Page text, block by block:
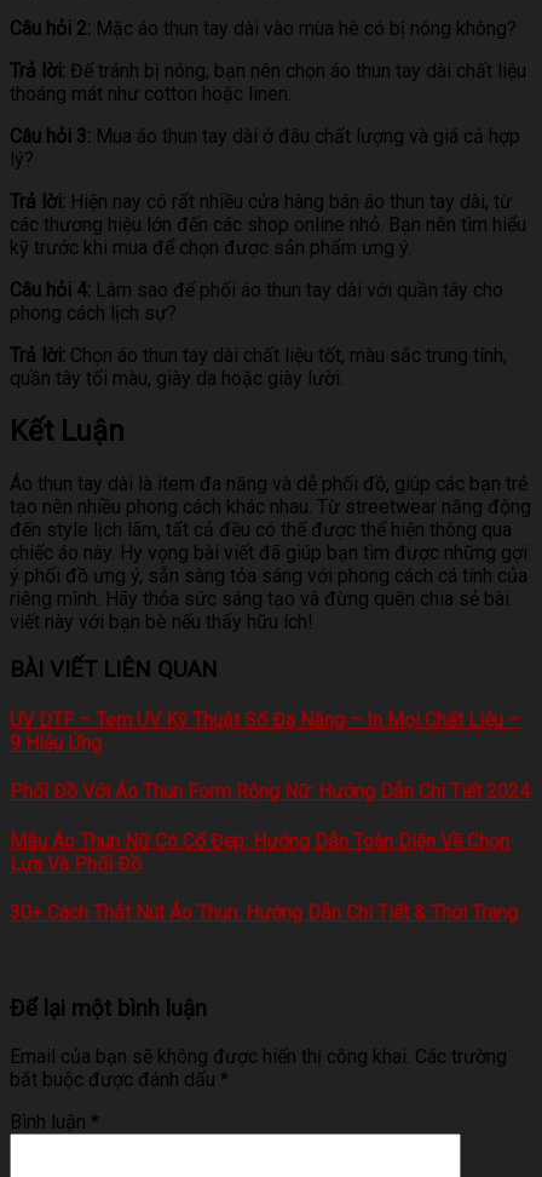
Câu hỏi 2: Mặc áo thun tay dài vào mùa hè có bị nóng không?
Trả lời: Để tránh bị nóng, bạn nên chọn áo thun tay dài chất liệu
thoáng mát như cotton hoặc linen.
Câu hỏi 3: Mua áo thun tay dài ở đâu chất lượng và giá cả hợp
lý?
Trả lời: Hiện nay có rất nhiều cửa hàng bán áo thun tay dài, từ
các thương hiệu lớn đến các shop online nhỏ. Bạn nên tìm hiểu
kỹ trước khi mua để chọn được sản phẩm ưng ý.
Câu hỏi 4: Làm sao để phối áo thun tay dài với quần tây cho
phong cách lịch sự?
Trả lời: Chọn áo thun tay dài chất liệu tốt, màu sắc trung tính,
quần tây tối màu, giày da hoặc giày lười.
Kết Luận
Áo thun tay dài là item đa năng và dễ phối đồ, giúp các bạn trẻ
tạo nên nhiều phong cách khác nhau. Từ streetwear năng động
đến style lịch lãm, tất cả đều có thể được thể hiện thông qua
chiếc áo này. Hy vọng bài viết đã giúp bạn tìm được những gợi
ý phối đồ ưng ý, sẵn sàng tỏa sáng với phong cách cá tính của
riêng mình. Hãy thỏa sức sáng tạo và đừng quên chia sẻ bài
viết này với bạn bè nếu thấy hữu ích!
BÀI VIẾT LIÊN QUAN
UV DTF – Tem UV Kỹ Thuật Số Đa Năng – In Mọi Chất Liệu –
9 Hiệu Ứng
Phối Đồ Với Áo Thun Form Rộng Nữ: Hướng Dẫn Chi Tiết 2024
Mẫu Áo Thun Nữ Có Cổ Đẹp: Hướng Dẫn Toàn Diện Về Chọn
Lựa Và Phối Đồ
30+ Cách Thắt Nút Áo Thun: Hướng Dẫn Chi Tiết & Thời Trang
Để lại một bình luận
Email của bạn sẽ không được hiển thị công khai. Các trường
bắt buộc được đánh dấu *
Bình luận *